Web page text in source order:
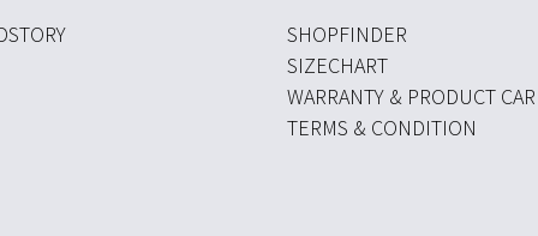
SHOPFINDER
SIZECHART
WARRANTY & PRODUCT
TERMS & CONDITION